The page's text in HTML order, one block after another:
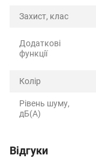
Захист, клас
Додаткові
функції
Колір
Рівень шуму,
дБ(А)
Відгуки